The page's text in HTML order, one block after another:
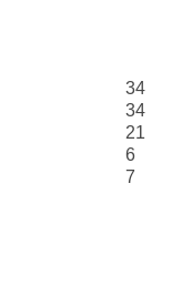
34
34
21
6
7